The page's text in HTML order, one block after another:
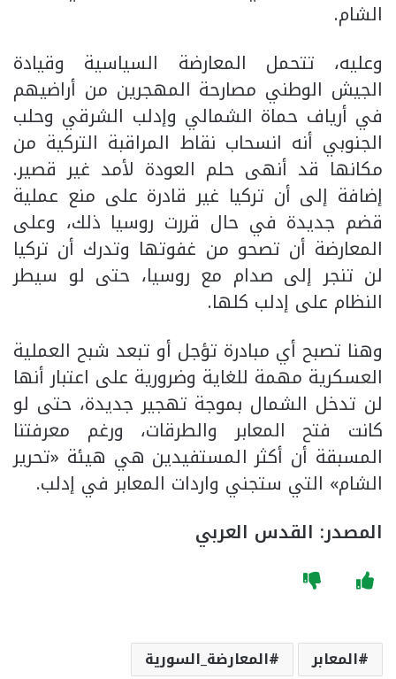
الشام.
وعليه، تتحمل المعارضة السياسية وقيادة
الجيش الوطني مصارحة المهجرين من أراضيهم
في أرياف حماة الشمالي وإدلب الشرقي وحلب
الجنوبي أنه انسحاب نقاط المراقبة التركية من
مكانها قد أنهى حلم العودة لأمد غير قصير.
إضافة إلى أن تركيا غير قادرة على منع عملية
قضم جديدة في حال قررت روسيا ذلك، وعلى
المعارضة أن تصحو من غفوتها وتدرك أن تركيا
لن تنجر إلى صدام مع روسيا، حتى لو سيطر
النظام على إدلب كلها.
وهنا تصبح أي مبادرة تؤجل أو تبعد شبح العملية
العسكرية مهمة للغاية وضرورية على اعتبار أنها
لن تدخل الشمال بموجة تهجير جديدة، حتى لو
كانت فتح المعابر والطرقات، ورغم معرفتنا
المسبقة أن أكثر المستفيدين هي هيئة «تحرير
الشام» التي ستجني واردات المعابر في إدلب.
المصدر: القدس العربي
المعابر
المعارضة_السورية